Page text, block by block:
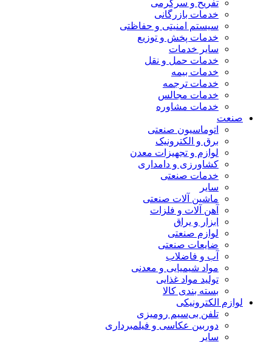
تفریح و سرگرمی
خدمات بازرگانی
سیستم امنیتی و حفاظتی
خدمات پخش و توزیع
سایر خدمات
خدمات حمل و نقل
خدمات بیمه
خدمات ترجمه
خدمات مجالس
خدمات مشاوره
صنعت
اتوماسیون صنعتی
برق و الکترونیک
لوازم و تجهیزات معدن
کشاورزی و دامداری
خدمات صنعتی
سایر
ماشین آلات صنعتی
آهن آلات و فلزات
ابزار و یراق
لوازم صنعتی
ضایعات صنعتی
آب و فاضلاب
مواد شیمیایی و معدنی
تولید مواد غذایی
بسته بندی کالا
لوازم الکترونیکی
تلفن بی‌سیم رومیزی
دوربین عکاسی و فیلمبرداری
سایر